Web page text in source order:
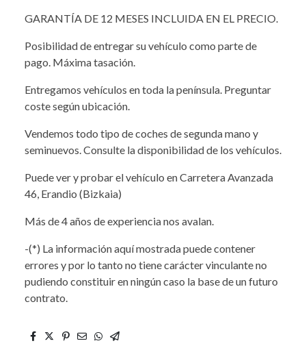
GARANTÍA DE 12 MESES INCLUIDA EN EL PRECIO.
Posibilidad de entregar su vehículo como parte de
pago. Máxima tasación.
Entregamos vehículos en toda la península. Preguntar
coste según ubicación.
Vendemos todo tipo de coches de segunda mano y
seminuevos. Consulte la disponibilidad de los vehículos.
Puede ver y probar el vehículo en Carretera Avanzada
46, Erandio (Bizkaia)
Más de 4 años de experiencia nos avalan.
-(*) La información aquí mostrada puede contener
errores y por lo tanto no tiene carácter vinculante no
pudiendo constituir en ningún caso la base de un futuro
contrato.